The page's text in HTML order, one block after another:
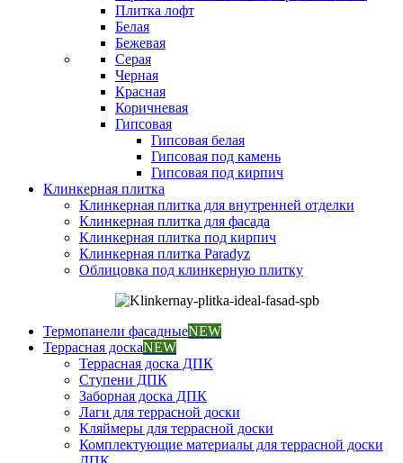
Плитка лофт
Белая
Бежевая
Серая
Черная
Красная
Коричневая
Гипсовая
Гипсовая белая
Гипсовая под камень
Гипсовая под кирпич
Клинкерная плитка
Клинкерная плитка для внутренней отделки
Клинкерная плитка для фасада
Клинкерная плитка под кирпич
Клинкерная плитка Paradyz
Облицовка под клинкерную плитку
Термопанели фасадныеNEW
Террасная доскаNEW
Террасная доска ДПК
Ступени ДПК
Заборная доска ДПК
Лаги для террасной доски
Кляймеры для террасной доски
Комплектующие материалы для террасной доски